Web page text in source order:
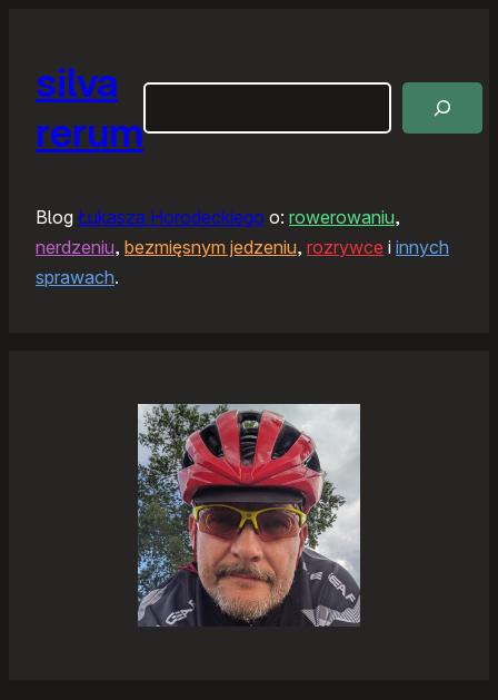
silva
rerum
Blog Łukasza Horodeckiego o: rowerowaniu,
nerdzeniu, bezmięsnym jedzeniu, rozrywce i innych
sprawach.